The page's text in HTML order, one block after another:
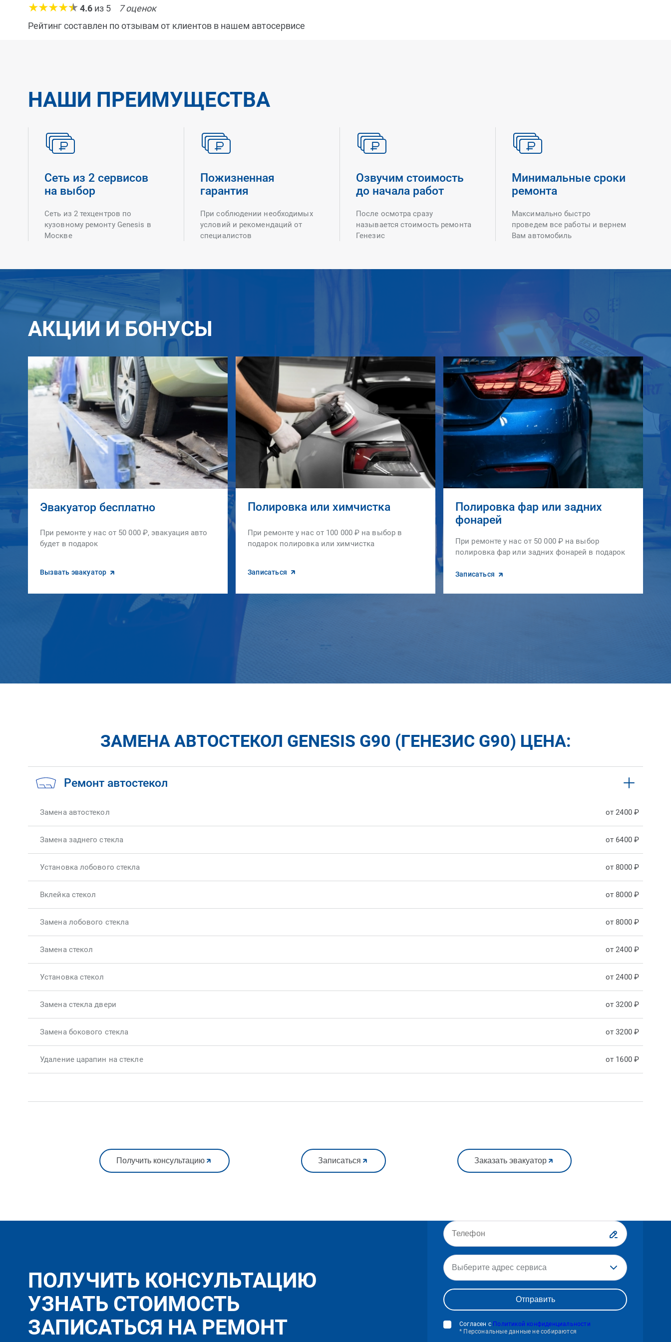
4.6 из 5 7оценок
Рейтинг составлен по отзывам от клиентов в нашем автосервисе
НАШИ ПРЕИМУЩЕСТВА
Сеть из 2 сервисов
на выбор
Сеть из 2 техцентров по
кузовному ремонту Genesis в
Москве
Пожизненная
гарантия
При соблюдении необходимых
условий и рекомендаций от
специалистов
Озвучим стоимость
до начала работ
После осмотра сразу
называется стоимость ремонта
Генезис
Минимальные сроки
ремонта
Максимально быстро
проведем все работы и вернем
Вам автомобиль
АКЦИИ И БОНУСЫ
Эвакуатор бесплатно
При ремонте у нас от 50 000 ₽, эвакуация авто
будет в подарок
Вызвать эвакуатор
Полировка или химчистка
При ремонте у нас от 100 000 ₽ на выбор в
подарок полировка или химчистка
Записаться
Полировка фар или задних
фонарей
При ремонте у нас от 50 000 ₽ на выбор
полировка фар или задних фонарей в подарок
Записаться
ЗАМЕНА АВТОСТЕКОЛ GENESIS G90 (ГЕНЕЗИС G90) ЦЕНА:
Ремонт автостекол
Замена автостекол от 2400 ₽
Замена заднего стекла от 6400 ₽
Установка лобового стекла от 8000 ₽
Вклейка стекол от 8000 ₽
Замена лобового стекла от 8000 ₽
Замена стекол от 2400 ₽
Установка стекол от 2400 ₽
Замена стекла двери от 3200 ₽
Замена бокового стекла от 3200 ₽
Удаление царапин на стекле от 1600 ₽
Получить консультацию Записаться Заказать эвакуатор
ПОЛУЧИТЬ КОНСУЛЬТАЦИЮ
УЗНАТЬ СТОИМОСТЬ
ЗАПИСАТЬСЯ НА РЕМОНТ
Выберите адрес сервиса
Согласен с Политикой конфиденциальности
* Персональные данные не собираются